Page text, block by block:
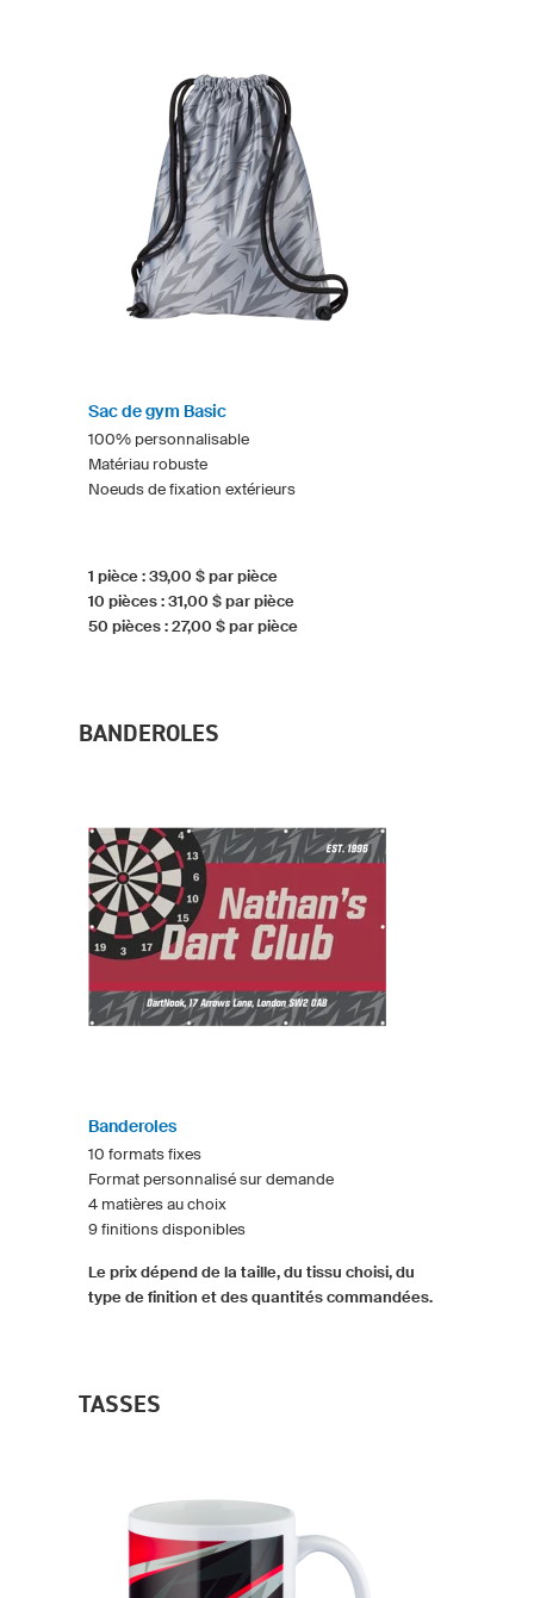
Sac de gym Basic
100% personnalisable
Matériau robuste
Noeuds de fixation extérieurs
1 pièce : 39,00 $ par pièce
10 pièces : 31,00 $ par pièce
50 pièces : 27,00 $ par pièce
BANDEROLES
Banderoles
10 formats fixes
Format personnalisé sur demande
4 matières au choix
9 finitions disponibles
Le prix dépend de la taille, du tissu choisi, du
type de finition et des quantités commandées.
TASSES